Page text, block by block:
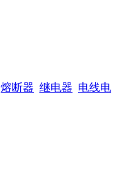
熔断器 继电器 电线电